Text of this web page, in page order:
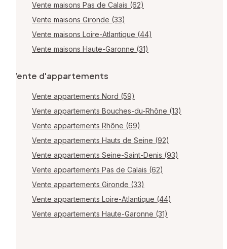
Vente maisons Pas de Calais (62)
Vente maisons Gironde (33)
Vente maisons Loire-Atlantique (44)
Vente maisons Haute-Garonne (31)
Vente d'appartements
Vente appartements Nord (59)
Vente appartements Bouches-du-Rhône (13)
Vente appartements Rhône (69)
Vente appartements Hauts de Seine (92)
Vente appartements Seine-Saint-Denis (93)
Vente appartements Pas de Calais (62)
Vente appartements Gironde (33)
Vente appartements Loire-Atlantique (44)
Vente appartements Haute-Garonne (31)